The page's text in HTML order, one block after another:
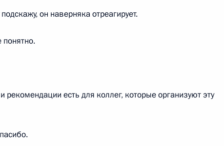
область, Ново-Огарёво
области Александром
он наверняка отреагирует.
понятно.
рекомендации есть для коллег, которые организуют эту